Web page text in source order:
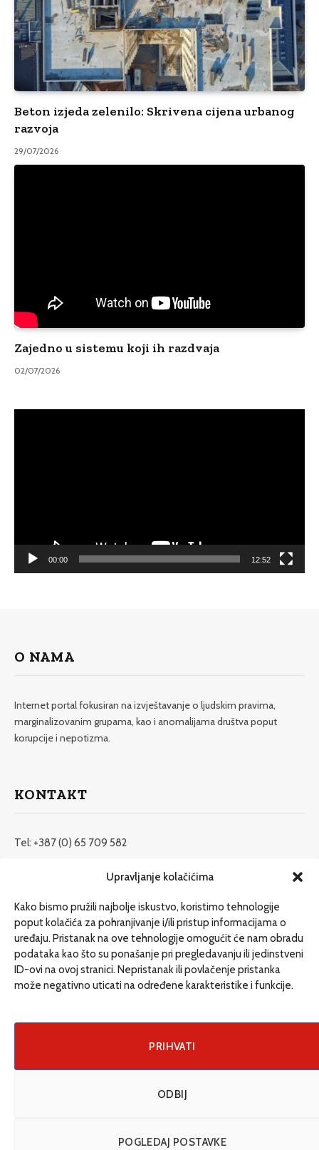
Upravljanje kolačićima
Kako bismo pružili najbolje iskustvo, koristimo tehnologije
poput kolačića za pohranjivanje i/ili pristup informacijama o
uređaju. Pristanak na ove tehnologije omogućit će nam obradu
podataka kao što su ponašanje pri pregledavanju ili jedinstveni
ID-ovi na ovoj stranici. Nepristanak ili povlačenje pristanka
može negativno uticati na određene karakteristike i funkcije.
PRIHVATI
ODBIJ
POGLEDAJ POSTAVKE
Beton izjeda zelenilo: Skrivena cijena urbanog
razvoja
29/07/2026
Zajedno u sistemu koji ih razdvaja
02/07/2026
00:00 12:52
O NAMA
Internet portal fokusiran na izvještavanje o ljudskim pravima,
marginalizovanim grupama, kao i anomalijama društva poput
korupcije i nepotizma.
KONTAKT
Tel: +387 (0) 65 709 582
redakcija@etrafika.net
Dosije
Drugi pišu
Društvo